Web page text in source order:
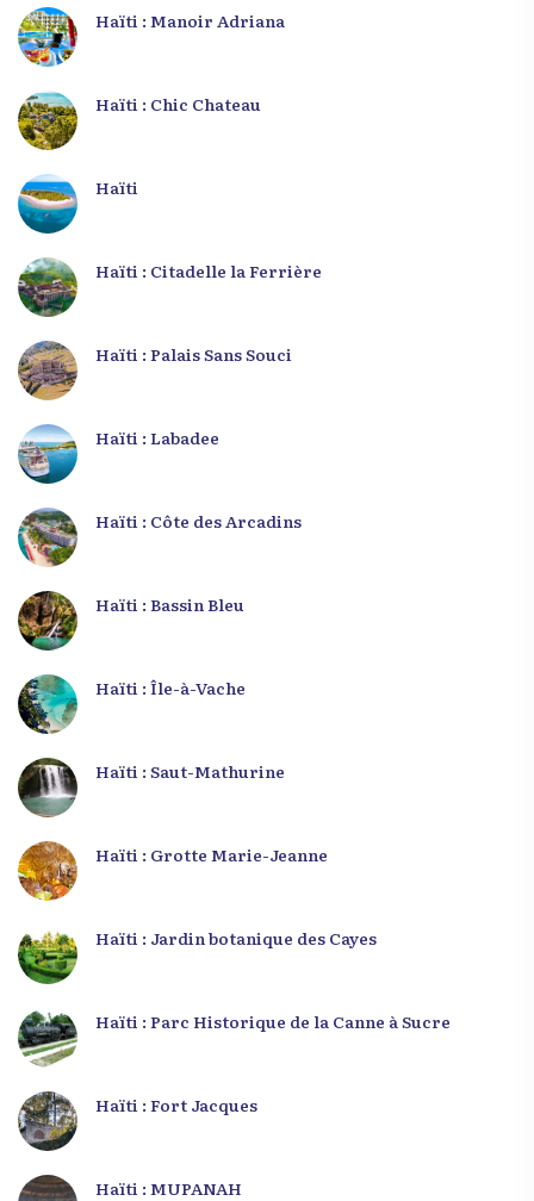
Haïti : Manoir Adriana
Haïti : Chic Chateau
Haïti
Haïti : Citadelle la Ferrière
Haïti : Palais Sans Souci
Haïti : Labadee
Haïti : Côte des Arcadins
Haïti : Bassin Bleu
Haïti : Île-à-Vache
Haïti : Saut-Mathurine
Haïti : Grotte Marie-Jeanne
Haïti : Jardin botanique des Cayes
Haïti : Parc Historique de la Canne à Sucre
Haïti : Fort Jacques
Haïti : MUPANAH